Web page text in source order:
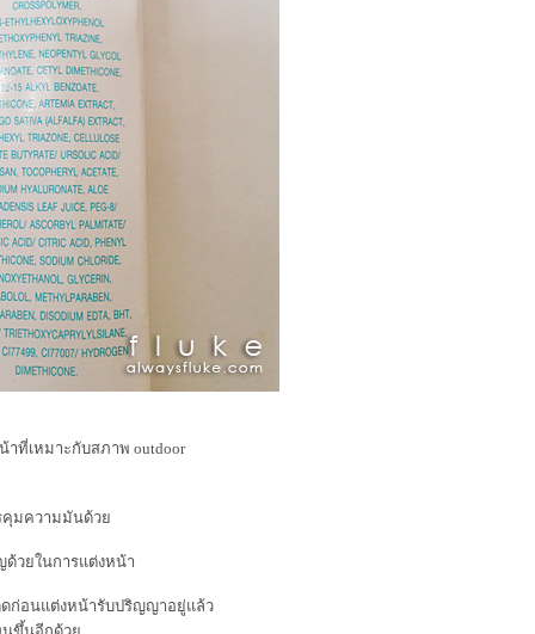
าที่เหมาะกับสภาพ outdoor
รคุมความมันด้ว
วยในการแต่งหน้า
ก่อนแต่งหน้ารับปริญญาอยู่แล้ว